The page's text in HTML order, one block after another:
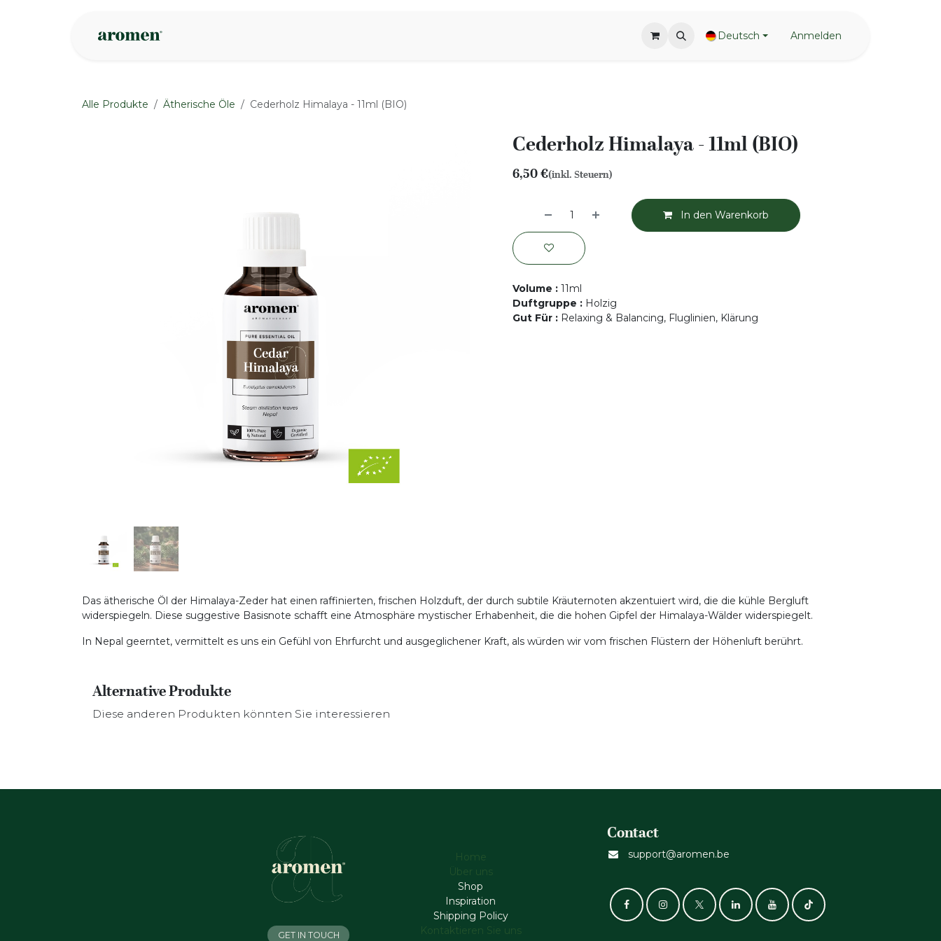
Deutsch Anmelden
Alle Produkte Ätherische Öle Cederholz Himalaya - 11ml (BIO)
Cederholz Himalaya - 11ml (BIO)
6,50€(inkl. Steuern)
In den Warenkorb
Volume : 11ml
Duftgruppe : Holzig
Gut Für : Relaxing & Balancing, Fluglinien, Klärung
Das ätherische Öl der Himalaya-Zeder hat einen raffinierten, frischen Holzduft, der durch subtile Kräuternoten akzentuiert wird, die die kühle Bergluft
widerspiegeln. Diese suggestive Basisnote schafft eine Atmosphäre mystischer Erhabenheit, die die hohen Gipfel der Himalaya-Wälder widerspiegelt.
In Nepal geerntet, vermittelt es uns ein Gefühl von Ehrfurcht und ausgeglichener Kraft, als würden wir vom frischen Flüstern der Höhenluft berührt.
Alternative Produkte
Diese anderen Produkten könnten Sie interessieren
Home
Über uns
Shop
Inspiration
Shipping Policy
Kontaktieren Sie uns
Contact
support@aromen.be
GET IN TOUCH